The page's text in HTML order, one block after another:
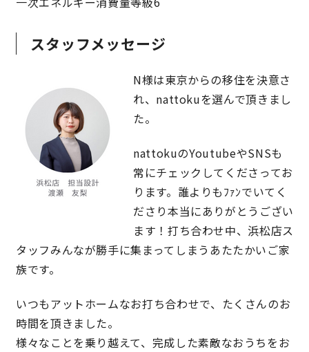
お知らせ
近日分譲予定情報 会社情報
動画ギャラリー 採用情報
プライバシーポリシー
よくある質問
スタッフメッセージ
N様は東京からの移住を決意さ
れ、nattokuを選んで頂きまし
た。
nattokuのYoutubeやSNSも
常にチェックしてくださってお
ります。誰よりもﾌｧﾝでいてく
ださり本当にありがとうござい
ます！打ち合わせ中、浜松店ス
タッフみんなが勝手に集まってしまうあたたかいご家
族です。
いつもアットホームなお打ち合わせで、たくさんのお
時間を頂きました。
様々なことを乗り越えて、完成した素敵なおうちをお